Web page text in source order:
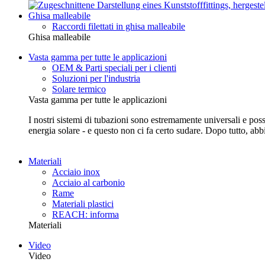
Ghisa malleabile
Raccordi filettati in ghisa malleabile
Ghisa malleabile
Vasta gamma per tutte le applicazioni
OEM & Parti speciali per i clienti
Soluzioni per l'industria
Solare termico
Vasta gamma per tutte le applicazioni
I nostri sistemi di tubazioni sono estremamente universali e
energia solare - e questo non ci fa certo sudare. Dopo tutto,
Materiali
Acciaio inox
Acciaio al carbonio
Rame
Materiali plastici
REACH: informa
Materiali
Video
Video